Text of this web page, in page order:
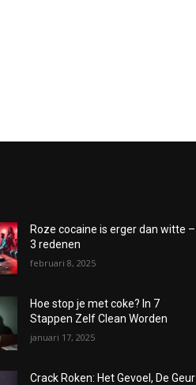
Roze cocaine is erger dan witte –
3 redenen
februari 8, 2025
Hoe stop je met coke? In 7
Stappen Zelf Clean Worden
januari 17, 2025
Crack Roken: Het Gevoel, De Geur